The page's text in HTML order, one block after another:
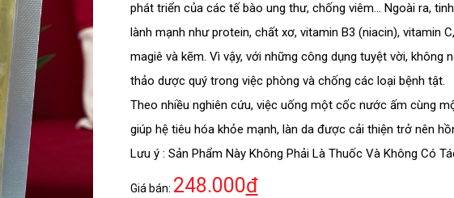
phát triển của các tế bào ung thư, chống viêm… Ngoài ra,
lành mạnh như protein, chất xơ, vitamin B3 (niacin), vitamin
magiê và kẽm. Vì vậy, với những công dụng tuyệt vời, không
thảo dược quý trong việc phòng và chống các loại bệnh tật.
Theo nhiều nghiên cứu, việc uống một cốc nước ấm cùng
giúp hệ tiêu hóa khỏe mạnh, làn da được cải thiện trở nên
Lưu ý : Sản Phẩm Này Không Phải Là Thuốc Và Không Có
Giá bán: 248.000đ
ĐĂNG KÝ TƯ VẤN